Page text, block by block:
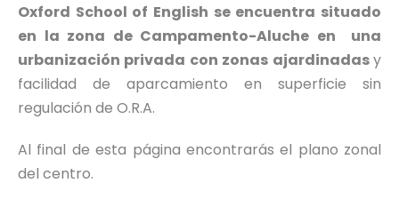
Oxford School of English se encuentra situado
en la zona de Campamento-Aluche en una
urbanización privada con zonas ajardinadasy
facilidad de aparcamiento en superficie sin
regulación de O.R.A.
Al final de esta página encontrarás el plano zonal
del centro.